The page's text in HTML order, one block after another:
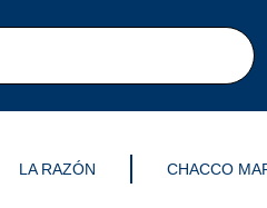
LA RAZÓN CHACCO